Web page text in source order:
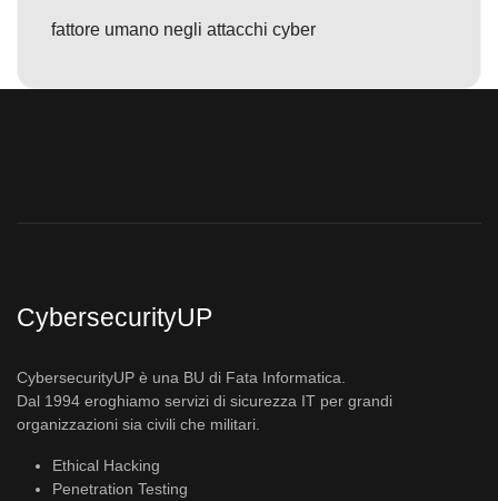
fattore umano negli attacchi cyber
CybersecurityUP
CybersecurityUP è una BU di Fata Informatica.
Dal 1994 eroghiamo servizi di sicurezza IT per grandi
organizzazioni sia civili che militari.
Ethical Hacking
Penetration Testing